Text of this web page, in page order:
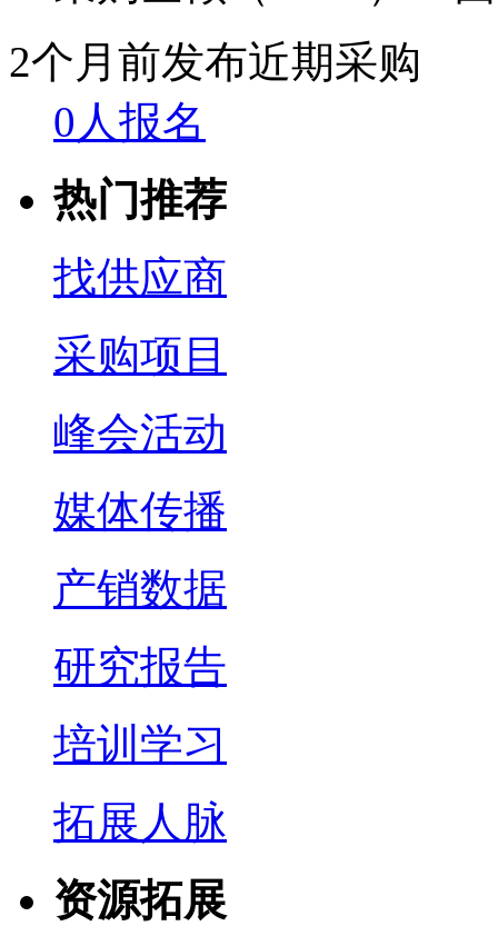
2个月前发布近期采购
0人报名
热门推荐
找供应商
采购项目
峰会活动
媒体传播
产销数据
研究报告
培训学习
拓展人脉
资源拓展